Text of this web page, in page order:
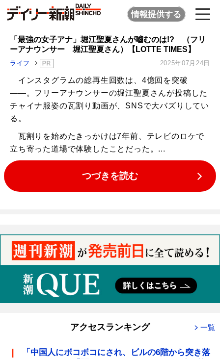
情報提供する
「最強の女子アナ」堀江聖夏さんが嚙むのは!? （フリ
ーアナウンサー 堀江聖夏さん）【LOTTE TIMES】
ライフ 2025年07月24日
インスタグラムの総再生回数は、4億回を突破
――。フリーアナウンサーの堀江聖夏さんが投稿した
チャイナ服姿の瓦割り動画が、SNSで大バズりしてい
る。
瓦割りを始めたきっかけは7年前、テレビのロケで
立ち寄った道場で体験したことだった。...
つづきを読む
アクセスランキング 一覧
「中国人にボコボコにされ、ビルの6階から突き落